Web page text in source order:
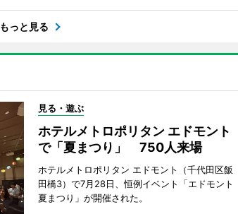
もっと見る
見る・遊ぶ
ホテルメトロポリタン エドモント
で「夏まつり」 750人来場
ホテルメトロポリタン エドモント（千代田区飯
田橋3）で7月28日、恒例イベント「エドモント
夏まつり」が開催された。